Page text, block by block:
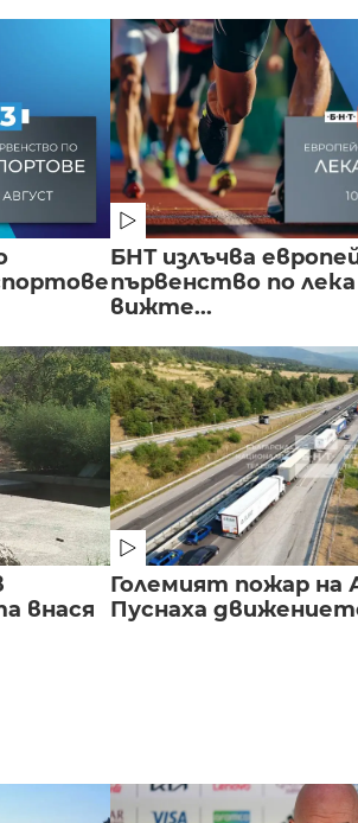
БНТ излъчва
първенство по
вижте...
внася
Големият пожар на
Пуснаха